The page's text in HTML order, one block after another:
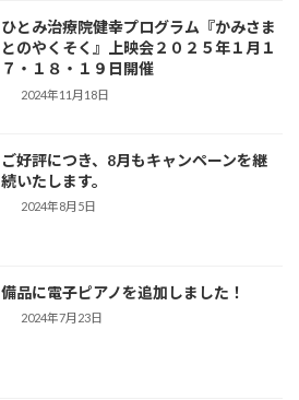
ひとみ治療院健幸プログラム『かみさま
とのやくそく』上映会２０２５年１月１
７・１８・１９日開催
2024年11月18日
ご好評につき、8月もキャンペーンを継
続いたします。
2024年8月5日
備品に電子ピアノを追加しました！
2024年7月23日